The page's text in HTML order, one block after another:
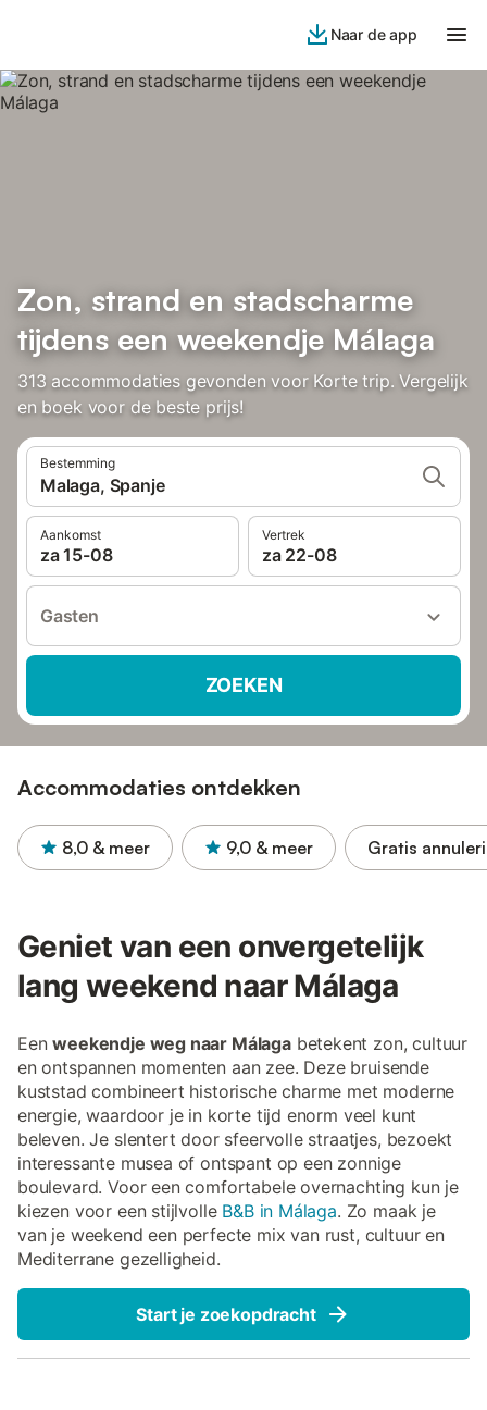
Naar de app
Zon, strand en stadscharme
tijdens een weekendje Málaga
313 accommodaties gevonden voor Korte trip. Vergelijk
en boek voor de beste prijs!
Bestemming
Malaga, Spanje
Aankomst
za 15-08
Vertrek
za 22-08
Gasten
ZOEKEN
Accommodaties ontdekken
8,0 & meer 9,0 & meer Gratis
Geniet van een onvergetelijk
lang weekend naar Málaga
Eenweekendje weg naar Málagabetekent zon, cultuur
en ontspannen momenten aan zee. Deze bruisende
kuststad combineert historische charme met moderne
energie, waardoor je in korte tijd enorm veel kunt
beleven. Je slentert door sfeervolle straatjes, bezoekt
interessante musea of ontspant op een zonnige
boulevard. Voor een comfortabele overnachting kun je
kiezen voor een stijlvolle B&B in Málaga. Zo maak je
van je weekend een perfecte mix van rust, cultuur en
Mediterrane gezelligheid.
Start je zoekopdracht